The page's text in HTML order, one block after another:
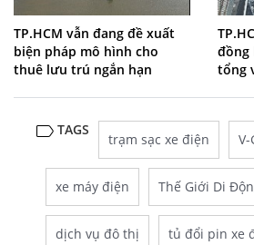
TP.HCM vẫn đang đề xuất
biện pháp mô hình cho
thuê lưu trú ngắn hạn
đồng
tổng
TAGS
trạm sạc xe điện V-
xe máy điện Thế Giới Di
dịch vụ đô thị tủ đổi pin xe